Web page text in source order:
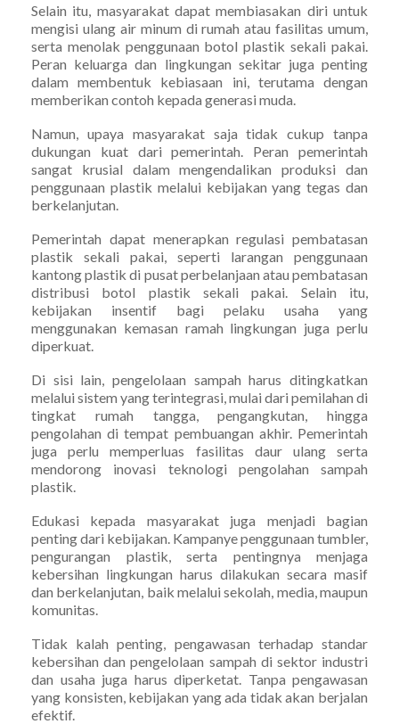
Selain itu, masyarakat dapat membiasakan diri untuk
mengisi ulang air minum di rumah atau fasilitas umum,
serta menolak penggunaan botol plastik sekali pakai.
Peran keluarga dan lingkungan sekitar juga penting
dalam membentuk kebiasaan ini, terutama dengan
memberikan contoh kepada generasi muda.
Namun, upaya masyarakat saja tidak cukup tanpa
dukungan kuat dari pemerintah. Peran pemerintah
sangat krusial dalam mengendalikan produksi dan
penggunaan plastik melalui kebijakan yang tegas dan
berkelanjutan.
Pemerintah dapat menerapkan regulasi pembatasan
plastik sekali pakai, seperti larangan penggunaan
kantong plastik di pusat perbelanjaan atau pembatasan
distribusi botol plastik sekali pakai. Selain itu,
kebijakan insentif bagi pelaku usaha yang
menggunakan kemasan ramah lingkungan juga perlu
diperkuat.
Di sisi lain, pengelolaan sampah harus ditingkatkan
melalui sistem yang terintegrasi, mulai dari pemilahan di
tingkat rumah tangga, pengangkutan, hingga
pengolahan di tempat pembuangan akhir. Pemerintah
juga perlu memperluas fasilitas daur ulang serta
mendorong inovasi teknologi pengolahan sampah
plastik.
Edukasi kepada masyarakat juga menjadi bagian
penting dari kebijakan. Kampanye penggunaan tumbler,
pengurangan plastik, serta pentingnya menjaga
kebersihan lingkungan harus dilakukan secara masif
dan berkelanjutan, baik melalui sekolah, media, maupun
komunitas.
Tidak kalah penting, pengawasan terhadap standar
kebersihan dan pengelolaan sampah di sektor industri
dan usaha juga harus diperketat. Tanpa pengawasan
yang konsisten, kebijakan yang ada tidak akan berjalan
efektif.